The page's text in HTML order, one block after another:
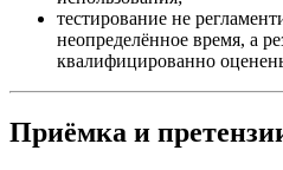
тестирование не
неопределённое время, а
квалифицированно
Приёмка и